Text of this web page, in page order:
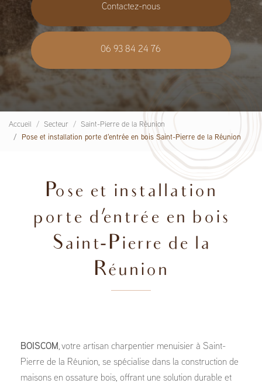
Contactez-nous
06 93 84 24 76
Accueil Secteur
Saint-Pierre de la Réunion
Pose et installation porte d'entrée en bois Saint-Pierre de la Réunion
Pose et installation
porte d'entrée en bois
Saint-Pierre de la
Réunion
BOISCOM, votre artisan charpentier menuisier à Saint-
Pierre de la Réunion, se spécialise dans la construction de
maisons en ossature bois, offrant une solution durable et